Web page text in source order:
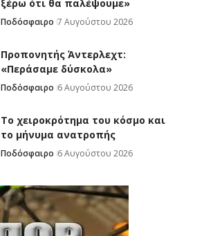
ξέρω ότι θα παλέψουμε»
Ποδόσφαιρο 7 Αυγούστου 2026
Προπονητής Άντερλεχτ:
«Περάσαμε δύσκολα»
Ποδόσφαιρο 6 Αυγούστου 2026
Το χειροκρότημα του κόσμο και
το μήνυμα ανατροπής
Ποδόσφαιρο 6 Αυγούστου 2026